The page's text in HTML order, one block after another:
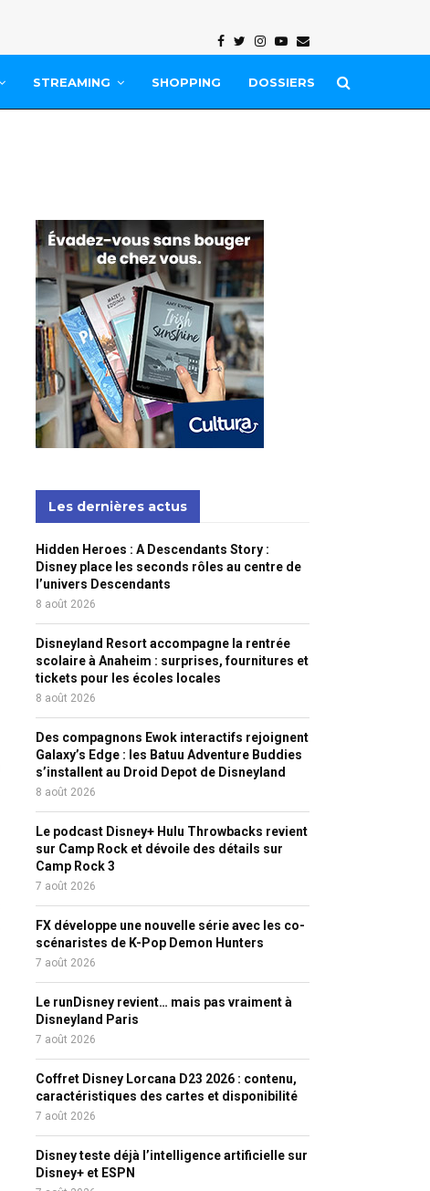
Facebook
Twitter
Instagram
Youtube
Email
STREAMING SHOPPING DOSSIERS
Les dernières actus
Hidden Heroes : A Descendants Story :
Disney place les seconds rôles au centre de
l’univers Descendants
8 août 2026
Disneyland Resort accompagne la rentrée
scolaire à Anaheim : surprises, fournitures et
tickets pour les écoles locales
8 août 2026
Des compagnons Ewok interactifs rejoignent
Galaxy’s Edge : les Batuu Adventure Buddies
s’installent au Droid Depot de Disneyland
8 août 2026
Le podcast Disney+ Hulu Throwbacks revient
sur Camp Rock et dévoile des détails sur
Camp Rock 3
7 août 2026
FX développe une nouvelle série avec les co-
scénaristes de K-Pop Demon Hunters
7 août 2026
Le runDisney revient… mais pas vraiment à
Disneyland Paris
7 août 2026
Coffret Disney Lorcana D23 2026 : contenu,
caractéristiques des cartes et disponibilité
7 août 2026
Disney teste déjà l’intelligence artificielle sur
Disney+ et ESPN